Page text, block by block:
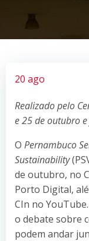
20 ago
Realizado pelo
e 25 de outubro
O Pernambuco
Sustainability
de outubro, no
Porto Digital,
CIn no
o debate sobre
podem andar